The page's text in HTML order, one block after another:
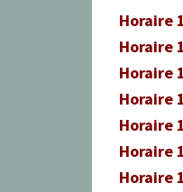
Horaire
Horaire
Horaire
Horaire
Horaire
Horaire
Horaire